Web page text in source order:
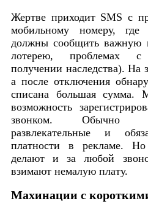
Жертве приходит SMS с
мобильному номеру,
должны сообщить важную
лотерею, проблемах с
получении наследства). На
а после отключения
списана большая сумма.
возможность
звонком. Обычно
развлекательные и
платности в рекламе.
делают и за любой
взимают немалую плату.
Махинации с